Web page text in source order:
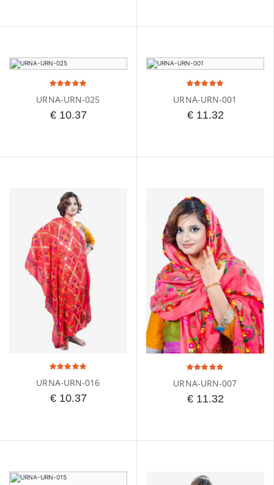
URNA-URN-025
€ 10.37
URNA-URN-001
€ 11.32
URNA-URN-016
€ 10.37
URNA-URN-007
€ 11.32